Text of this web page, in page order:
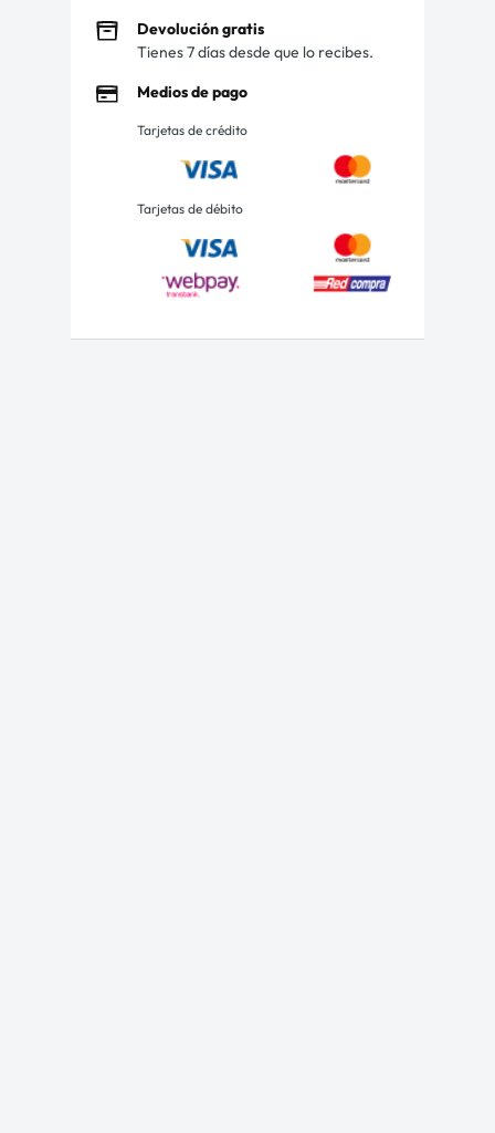
Devolución gratis
Tienes 7 días desde que lo recibes.
Medios de pago
Tarjetas de crédito
Tarjetas de débito